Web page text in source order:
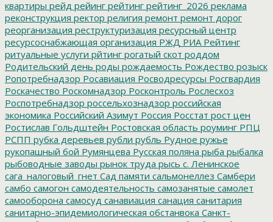
квартиры рейд рейинг рейтинг рейтинг_2026 реклама
реконструкция ректор религия ремонт ремонт дорог
реорганизация реструктуризация ресурсный центр
ресурсоснабжающая организация РЖД РИА Рейтинг
ритуальные услуги рйтинг рогатый скот роддом
Родительский день роды рождаемость Рождество розыск
Ропотребнадзор Росавиация Росводресурсы Росгвардия
Роскачество Роскомнадзор Росконтроль Рослесхоз
Роспотребнадзор россельхознадзор российская
экономика Российский Азимут Россия Росстат рост цен
Ростислав Гольдштейн Ростовская область роуминг РПЦ
РСПП рубка деревьев рубли рубль Рудное ружье
рукопашный бой Румянцева Русская поляна рыба рыбалка
рыбоводные заводы рынок труда рысь с. Ленинское
сага_налоговый_гнет Сад памяти сальмонеллез Самбери
самбо самогон самодеятельность самозанятые самолет
самооборона самосуд санавиация санация санитария
санитарно-эпидемиологическая обстанвока Санкт-